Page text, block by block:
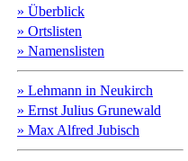
» Überblick
» Ortslisten
» Namenslisten
» Lehmann in Neukirch
» Ernst Julius Grunewald
» Max Alfred Jubisch